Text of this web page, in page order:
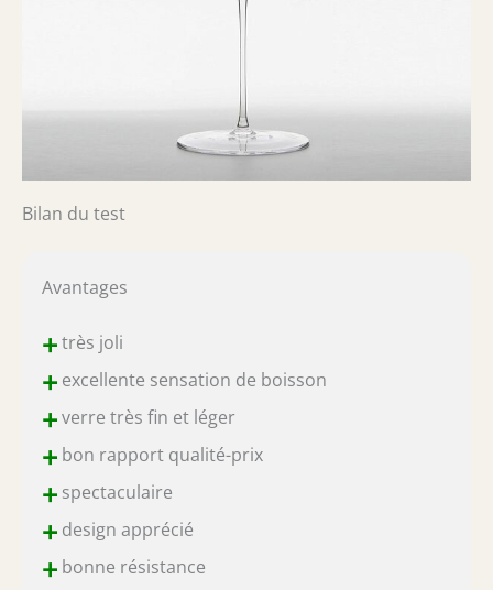
Bilan du test
Avantages
+très joli
+excellente sensation de boisson
+verre très fin et léger
+bon rapport qualité-prix
+spectaculaire
+design apprécié
+bonne résistance